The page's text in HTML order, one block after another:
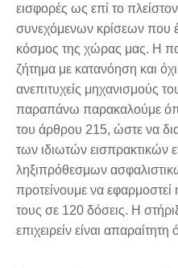
εισφορές ως επί το
συνεχόμενων κρίσεων που
κόσμος της χώρας μας. Η
ζήτημα με κατανόηση και
ανεπιτυχείς μηχανισμούς
παραπάνω παρακαλούμε
του άρθρου 215, ώστε να
των ιδιωτών εισπρακτικών
ληξιπρόθεσμων
προτείνουμε να
τους σε 120 δόσεις. Η
επιχειρείν είναι